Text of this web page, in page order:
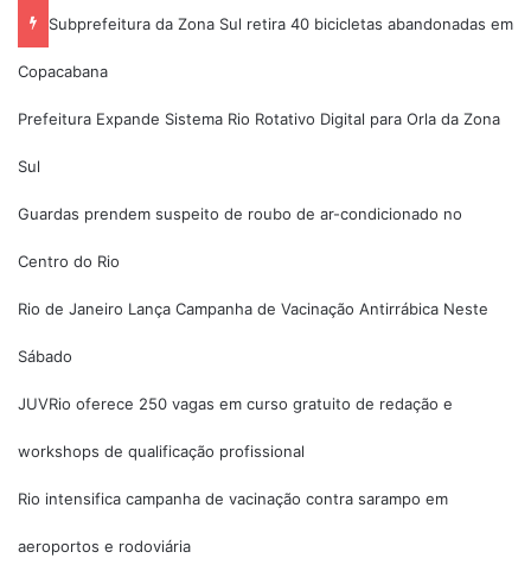
Subprefeitura da Zona Sul retira 40 bicicletas abandonadas em
Copacabana
Prefeitura Expande Sistema Rio Rotativo Digital para Orla da Zona
Sul
Guardas prendem suspeito de roubo de ar-condicionado no
Centro do Rio
Rio de Janeiro Lança Campanha de Vacinação Antirrábica Neste
Sábado
JUVRio oferece 250 vagas em curso gratuito de redação e
workshops de qualificação profissional
Rio intensifica campanha de vacinação contra sarampo em
aeroportos e rodoviária